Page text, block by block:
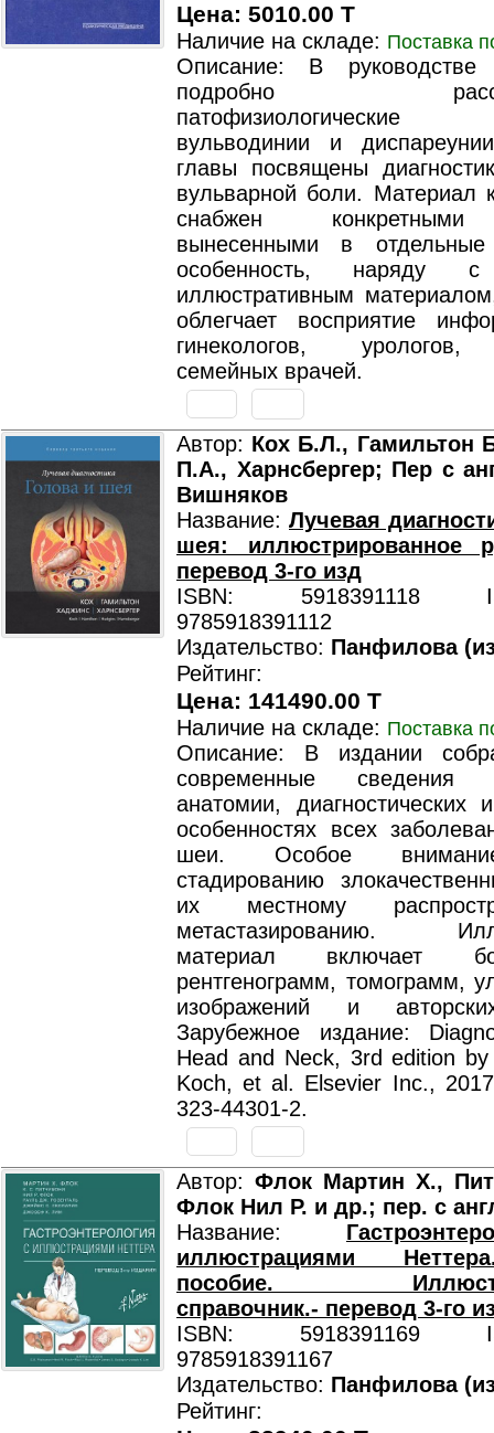
Цена: 5010.00 T
Наличие на складе: Поставка
Описание: В
подробно
патофизиологические
вульводинии и
главы посвящены
вульварной боли. Материал
снабжен конкретными
вынесенными в
особенность, наряду с
иллюстративным
облегчает восприятие
гинекологов, урологов,
семейных врачей.
Автор: Кох Б.Л., Гамильтон
П.А., Харнсбергер; Пер с
Вишняков
Название: Лучевая
шея: иллюстрированное
перевод 3-го изд
ISBN: 5918391118
9785918391112
Издательство: Панфилова
Рейтинг:
Цена: 141490.00 T
Наличие на складе: Поставка
Описание: В издании
современные
анатомии, диагностических
особенностях всех
шеи. Особое
стадированию
их местному
метастазированию.
материал включает
рентгенограмм, томограмм,
изображений и
Зарубежное издание:
Head and Neck, 3rd edition
Koch, et al. Elsevier Inc.,
323-44301-2.
Автор: Флок Мартин Х.,
Флок Нил Р. и др.; пер. с
Название:
иллюстрациями
пособие.
справочник.- перевод 3-го
ISBN: 5918391169
9785918391167
Издательство: Панфилова
Рейтинг: